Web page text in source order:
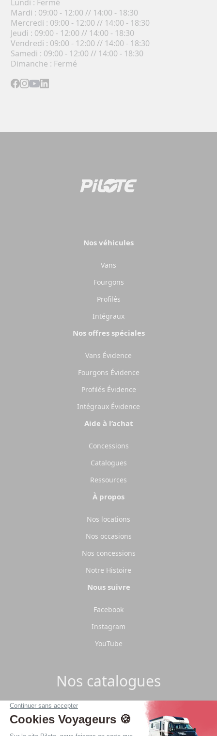
Pilote et créez le modèle
parfaitement adapté à vos
Lundi : Fermé
Mardi : 09:00 - 12:00 // 14:00 - 18:30
Mercredi : 09:00 - 12:00 // 14:00 - 18:30
Jeudi : 09:00 - 12:00 // 14:00 - 18:30
Vendredi : 09:00 - 12:00 // 14:00 - 18:30
Samedi : 09:00 - 12:00 // 14:00 - 18:30
Dimanche : Fermé
Nos véhicules
Vans
Fourgons
Profilés
Intégraux
Nos offres spéciales
Vans Évidence
Fourgons Évidence
Profilés Évidence
Intégraux Évidence
Aide à l’achat
Concessions
Catalogues
Ressources
À propos
Nos locations
Nos occasions
Nos concessions
Notre Histoire
Nous suivre
Facebook
Instagram
YouTube
Nos catalogues
Télécharger les catalogues Pilote 2026.